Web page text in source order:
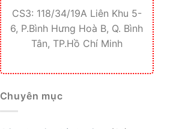
CS3: 118/34/19A Liên Khu 5-
6, P.Bình Hưng Hoà B, Q. Bình
Tân, TP.Hồ Chí Minh
Chuyên mục